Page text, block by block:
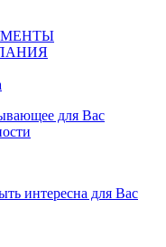
для Вас
интересна для Вас